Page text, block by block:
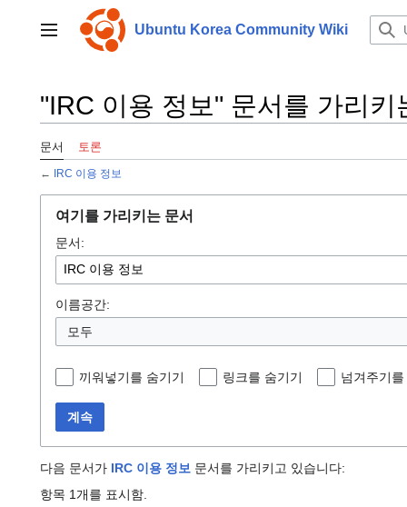
문
동
사이드바 토글
Ubuntu Korea Community Wiki
"IRC 이용 정보" 문서를 가리키
문서 토론
← IRC 이용 정보
여기를 가리키는 문서
문서:
이름공간:
모두
끼워넣기를 숨기기 링크를 숨기기 넘겨주기
계속
다음 문서가 IRC 이용 정보 문서를 가리키고 있습니다:
항목 1개를 표시함.